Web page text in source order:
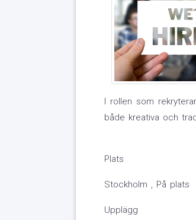
I rollen som
både kreativa och
Plats
Stockholm , På plats
Upplägg